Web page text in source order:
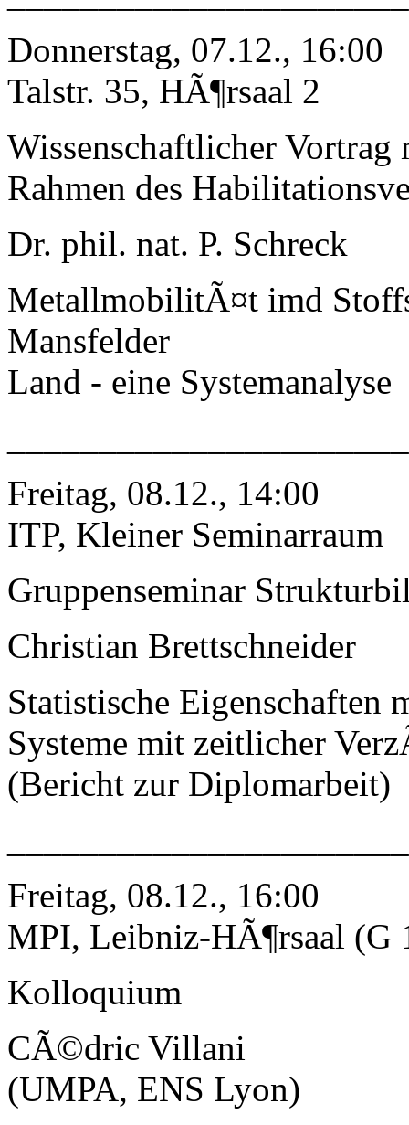
Donnerstag, 07.12., 16:00
Talstr. 35, HÃ¶rsaal 2
Wissenschaftlicher
Rahmen des
Dr. phil. nat. P. Schreck
MetallmobilitÃ¤t imd
Mansfelder
Land - eine Systemanalyse
Freitag, 08.12., 14:00
ITP, Kleiner Seminarraum
Gruppenseminar
Christian Brettschneider
Statistische Eigenschaften
Systeme mit zeitlicher
(Bericht zur Diplomarbeit)
Freitag, 08.12., 16:00
MPI, Leibniz-HÃ¶rsaal (G
Kolloquium
CÃ©dric Villani
(UMPA, ENS Lyon)